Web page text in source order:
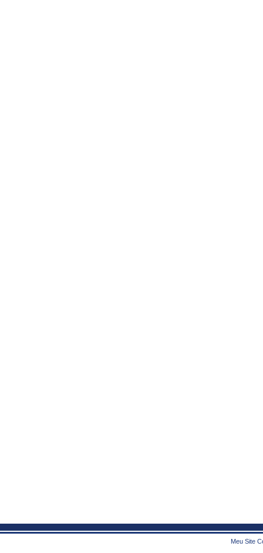
Meu Site